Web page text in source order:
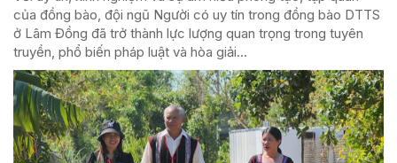
của đồng bào, đội ngũ Người có uy tín trong đồng bào DTTS
ở Lâm Đồng đã trở thành lực lượng quan trọng trong tuyên
truyền, phổ biến pháp luật và hòa giải...